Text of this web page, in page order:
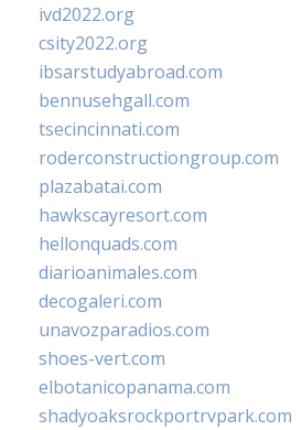
ivd2022.org
csity2022.org
ibsarstudyabroad.com
bennusehgall.com
tsecincinnati.com
roderconstructiongroup.com
plazabatai.com
hawkscayresort.com
hellonquads.com
diarioanimales.com
decogaleri.com
unavozparadios.com
shoes-vert.com
elbotanicopanama.com
shadyoaksrockportrvpark.com